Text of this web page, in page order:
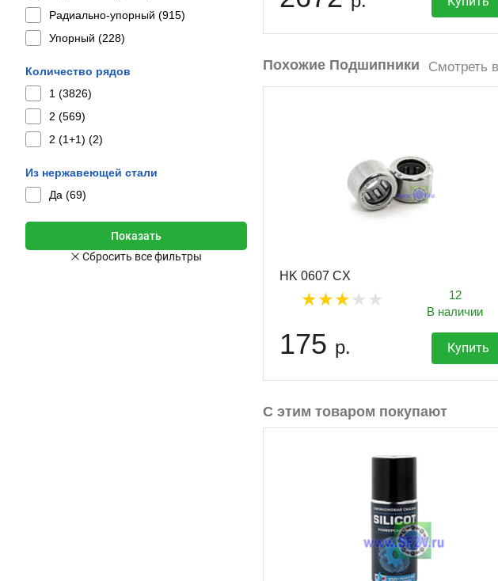
Радиально-упорный (915)
Упорный (228)
Количество рядов
1 (3826)
2 (569)
2 (1+1) (2)
Из нержавеющей стали
Да (69)
Похожие Подшипники Смотреть
HK 0607 CX
12
В наличии
175 р. Купить
С этим товаром покупают